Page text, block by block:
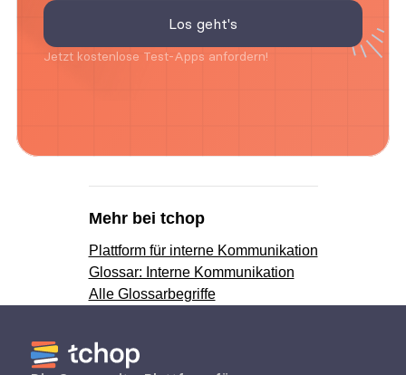
Jetzt kostenlose Test-Apps anfordern!
Mehr bei tchop
Plattform für interne Kommunikation
Glossar: Interne Kommunikation
Alle Glossarbegriffe